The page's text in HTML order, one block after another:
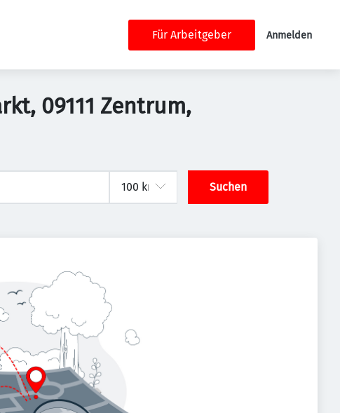
Für Arbeitgeber Anmelden
09111 Zentrum,
Suchen